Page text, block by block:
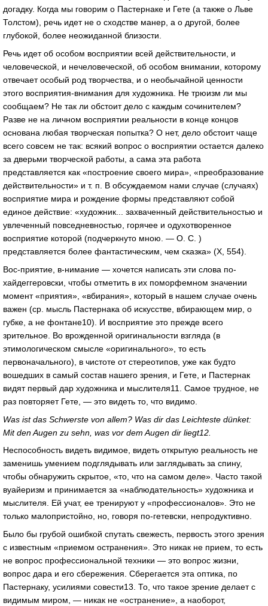
догадку. Когда мы говорим о Пастернаке и Гете (а также о Льве
Толстом), речь идет не о сходстве манер, а о другой, более
глубокой, более неожиданной близости.
Речь идет об особом восприятии всей действительности, и
человеческой, и нечеловеческой, об особом внимании, которому
отвечает особый род творчества, и о необычайной ценности
этого восприятия-внимания для художника. Не трюизм ли мы
сообщаем? Не так ли обстоит дело с каждым сочинителем?
Разве не на личном восприятии реальности в конце концов
основана любая творческая попытка? О нет, дело обстоит чаще
всего совсем не так: всякий вопрос о восприятии остается далеко
за дверьми творческой работы, а сама эта работа
представляется как «построение своего мира», «преобразование
действительности» и т. п. В обсуждаемом нами случае (случаях)
восприятие мира и рождение формы представляют собой
единое действие: «художник... захваченный действительностью и
увлеченный повседневностью, горячее и одухотворенное
восприятие которой (подчеркнуто мною. — О. С. )
представляется более фантастическим, чем сказка» (Х, 554).
Вос-приятие, в-нимание — хочется написать эти слова по-
хайдеггеровски, чтобы отметить в их поморфемном значении
момент «приятия», «вбирания», который в нашем случае очень
важен (ср. мысль Пастернака об искусстве, вбирающем мир, о
губке, а не фонтане10). И восприятие это прежде всего
зрительное. Во врожденной оригинальности взгляда (в
этимологическом смысле «оригинального», то есть
первоначального), в чистоте от стереотипов, уже как будто
вошедших в самый состав нашего зрения, и Гете, и Пастернак
видят первый дар художника и мыслителя11. Самое трудное, не
раз повторяет Гете, — это видеть то, что видимо.
Was ist das Schwerste von allem? Was dir das Leichteste dünket:
Mit den Augen zu sehn, was vor dem Augen dir liegt12.
Неспособность видеть видимое, видеть открытую реальность не
заменишь умением подглядывать или заглядывать за спину,
чтобы обнаружить скрытое, «то, что на самом деле». Часто такой
вуайеризм и принимается за «наблюдательность» художника и
мыслителя. Ей учат, ее тренируют у «профессионалов». Это не
только малопристойно, но, говоря по-гетевски, непродуктивно.
Было бы грубой ошибкой спутать свежесть, первость этого зрения
с известным «приемом остранения». Это никак не прием, то есть
не вопрос профессиональной техники — это вопрос жизни,
вопрос дара и его сбережения. Сберегается эта оптика, по
Пастернаку, усилиями совести13. То, что такое зрение делает с
видимым миром, — никак не «остранение», а наоборот,